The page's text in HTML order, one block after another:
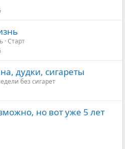
Старт
дудки, сигареты
без сигарет
но вот уже 5 лет